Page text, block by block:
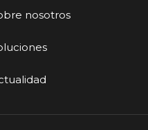
nosotros